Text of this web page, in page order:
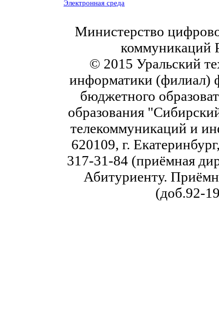
Электронная среда
Министерство
коммуникаций
© 2015 Уральский
информатики (филиал)
бюджетного
образования
телекоммуникаций и
620109, г.
317-31-84 (приёмная
Абитуриенту.
(доб.92-